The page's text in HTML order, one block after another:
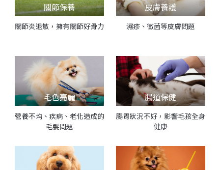
關節保養
關節炎退散，擁有關節好骨力
皮膚養護
濕疹、黴菌等皮膚問題
毛色亮麗
營養不均、疾病、老化造成的
毛髮問題
腸道保健
腸胃狀況不好，影響毛孩全身
健康